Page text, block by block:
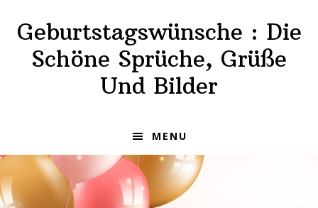
navigation
content
Geburtstagswünsche : Die
Schöne Sprüche, Grüße
Und Bilder
MENU